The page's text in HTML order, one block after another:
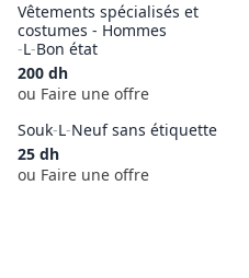
Vêtements spécialisés et
costumes - Hommes
-L-Bon état
200 dh
ou Faire une offre
Souk-L-Neuf sans étiquette
25 dh
ou Faire une offre